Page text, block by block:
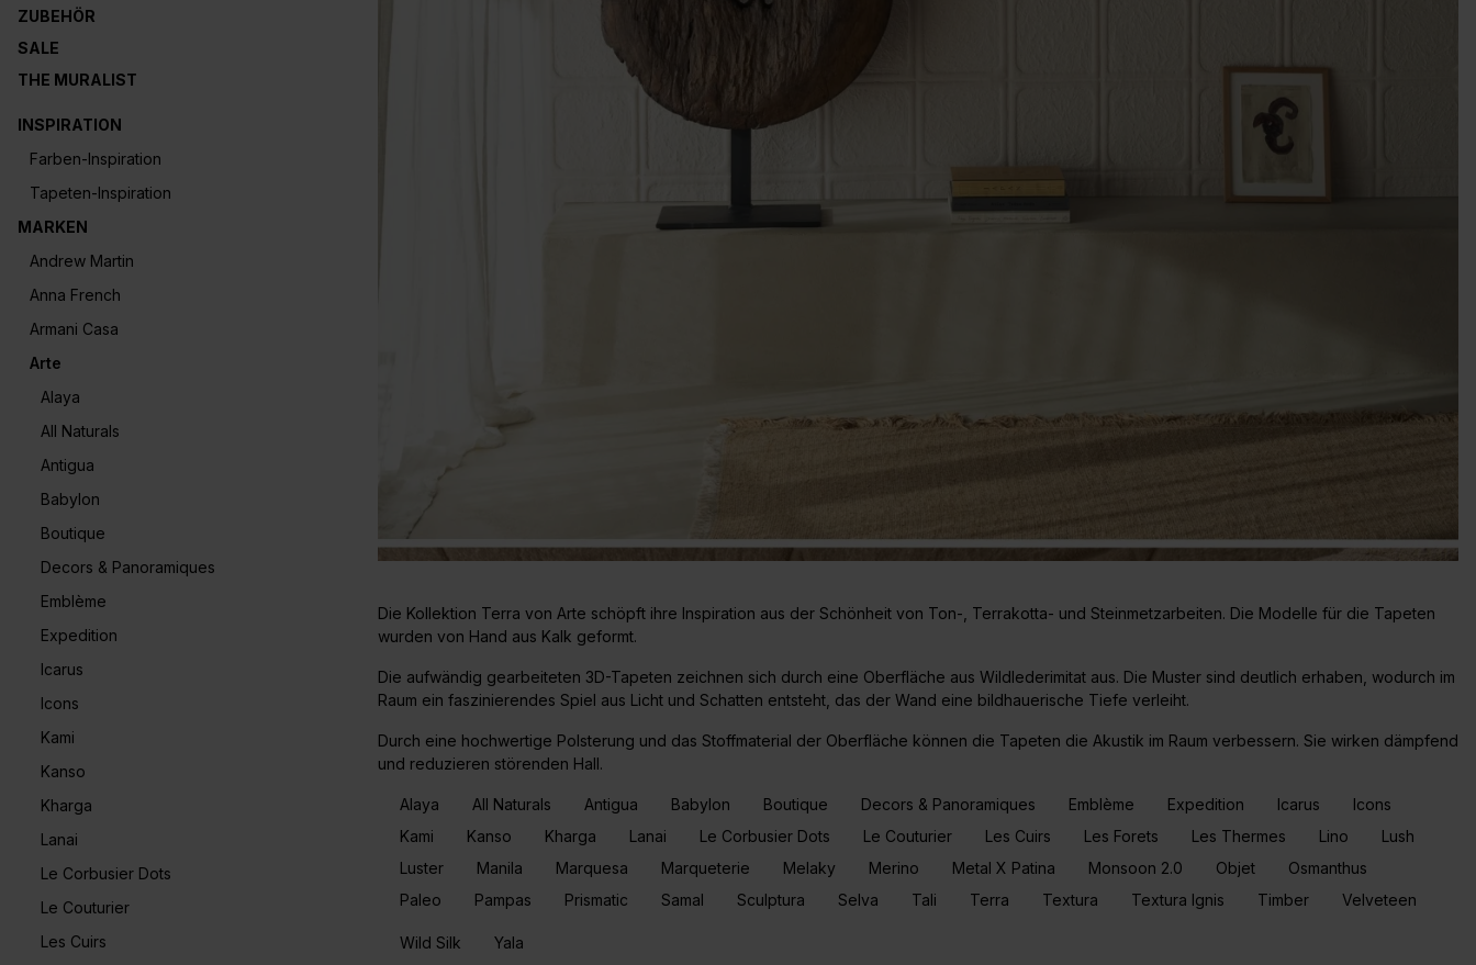
ZUBEHÖR
SALE
THE MURALIST
INSPIRATION
Farben-Inspiration
Tapeten-Inspiration
MARKEN
Andrew Martin
Anna French
Armani Casa
Arte
Alaya
All Naturals
Antigua
Babylon
Boutique
Decors & Panoramiques
Emblème
Expedition
Icarus
Icons
Kami
Kanso
Kharga
Lanai
Le Corbusier Dots
Le Couturier
Les Cuirs
Die Kollektion Terra von Arte schöpft ihre Inspiration aus der Schönheit von Ton-, Terrakotta- und Steinmetzarbeiten. Die Modelle für die Tapeten
wurden von Hand aus Kalk geformt.
Die aufwändig gearbeiteten 3D-Tapeten zeichnen sich durch eine Oberfläche aus Wildlederimitat aus. Die Muster sind deutlich erhaben, wodurch im
Raum ein faszinierendes Spiel aus Licht und Schatten entsteht, das der Wand eine bildhauerische Tiefe verleiht.
Durch eine hochwertige Polsterung und das Stoffmaterial der Oberfläche können die Tapeten die Akustik im Raum verbessern. Sie wirken dämpfend
und reduzieren störenden Hall.
Alaya All Naturals Antigua Babylon Boutique Decors & Panoramiques Emblème Expedition Icarus
Icons
Kami
Kanso Kharga Lanai Le Corbusier Dots Le Couturier Les Cuirs Les Forets Les Thermes Lino
Lush
Luster
Manila Marquesa Marqueterie Melaky Merino Metal X Patina Monsoon 2.0 Objet
Osmanthus
Paleo
Pampas Prismatic Samal Sculptura Selva Tali Terra Textura Textura Ignis Timber Velveteen
Wild Silk Yala